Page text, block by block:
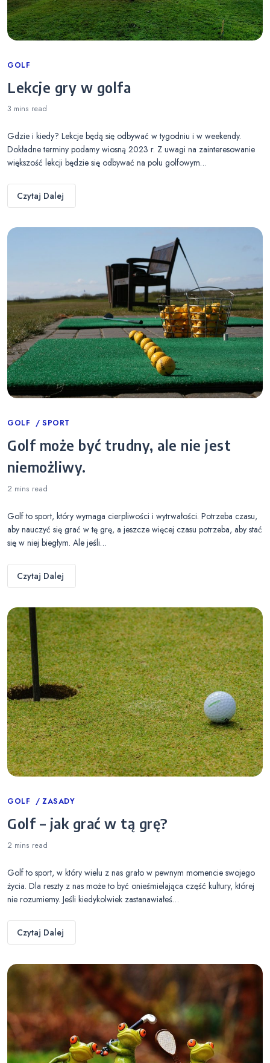
Categories
GOLF
Lekcje gry w golfa
3 mins read
Gdzie i kiedy? Lekcje będą się odbywać w tygodniu i w weekendy.
Dokładne terminy podamy wiosną 2023 r. Z uwagi na zainteresowanie
większość lekcji będzie się odbywać na polu golfowym…
Czytaj Dalej
Categories
GOLF SPORT
Golf może być trudny, ale nie jest
niemożliwy.
2 mins read
Golf to sport, który wymaga cierpliwości i wytrwałości. Potrzeba czasu,
aby nauczyć się grać w tę grę, a jeszcze więcej czasu potrzeba, aby stać
się w niej biegłym. Ale jeśli…
Czytaj Dalej
Categories
GOLF ZASADY
Golf – jak grać w tą grę?
2 mins read
Golf to sport, w który wielu z nas grało w pewnym momencie swojego
życia. Dla reszty z nas może to być onieśmielająca część kultury, której
nie rozumiemy. Jeśli kiedykolwiek zastanawiałeś…
Czytaj Dalej